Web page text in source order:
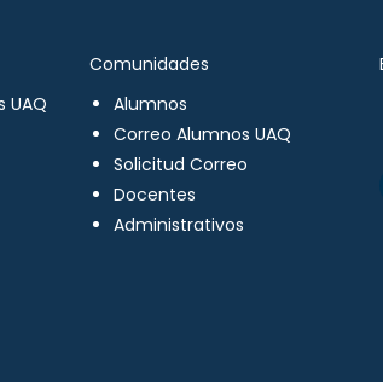
UAQ
Comunidades
Alumnos
Correo Alumnos UAQ
Solicitud Correo
Docentes
Administrativos